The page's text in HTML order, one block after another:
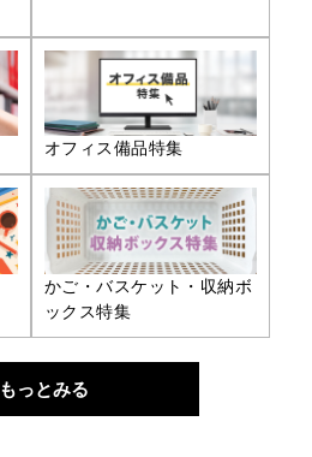
オフィス備品特集
かご・バスケット・収納ボ
ックス特集
もっとみる